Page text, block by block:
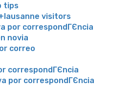
tips
visitors
por correspondГЄncia
novia
correo
correspondГЄncia
por correspondГЄncia